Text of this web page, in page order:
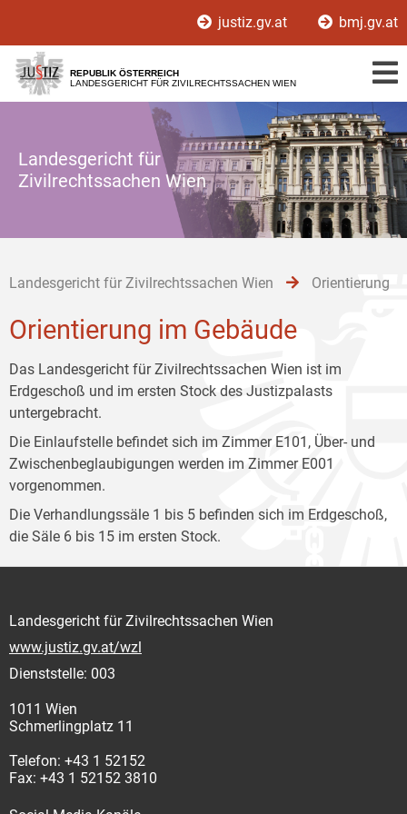
[1]
[2]
[3]
justiz.gv.at bmj.gv.at
REPUBLIK ÖSTERREICH
LANDESGERICHT FÜR ZIVILRECHTSSACHEN WIEN
Landesgericht für
Zivilrechtssachen Wien
Landesgericht für Zivilrechtssachen Wien Orientierung
Orientierung im Gebäude
Das Landesgericht für Zivilrechtssachen Wien ist im
Erdgeschoß und im ersten Stock des Justizpalasts
untergebracht.
Die Einlaufstelle befindet sich im Zimmer E101, Über- und
Zwischenbeglaubigungen werden im Zimmer E001
vorgenommen.
Die Verhandlungssäle 1 bis 5 befinden sich im Erdgeschoß,
die Säle 6 bis 15 im ersten Stock.
Landesgericht für Zivilrechtssachen Wien
www.justiz.gv.at/wzl
Dienststelle: 003
1011 Wien
Schmerlingplatz 11
Telefon: +43 1 52152
Fax: +43 1 52152 3810